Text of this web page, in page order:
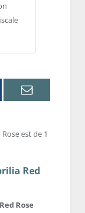
Email
est de 1
Red
Rose